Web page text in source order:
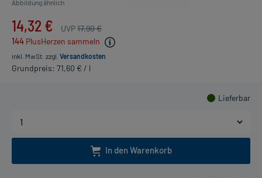
Abbildung ähnlich
14,32 € UVP17,90 €
144 PlusHerzen sammeln
inkl. MwSt. zzgl. Versandkosten
Grundpreis: 71,60 € / l
Lieferbar
In den Warenkorb